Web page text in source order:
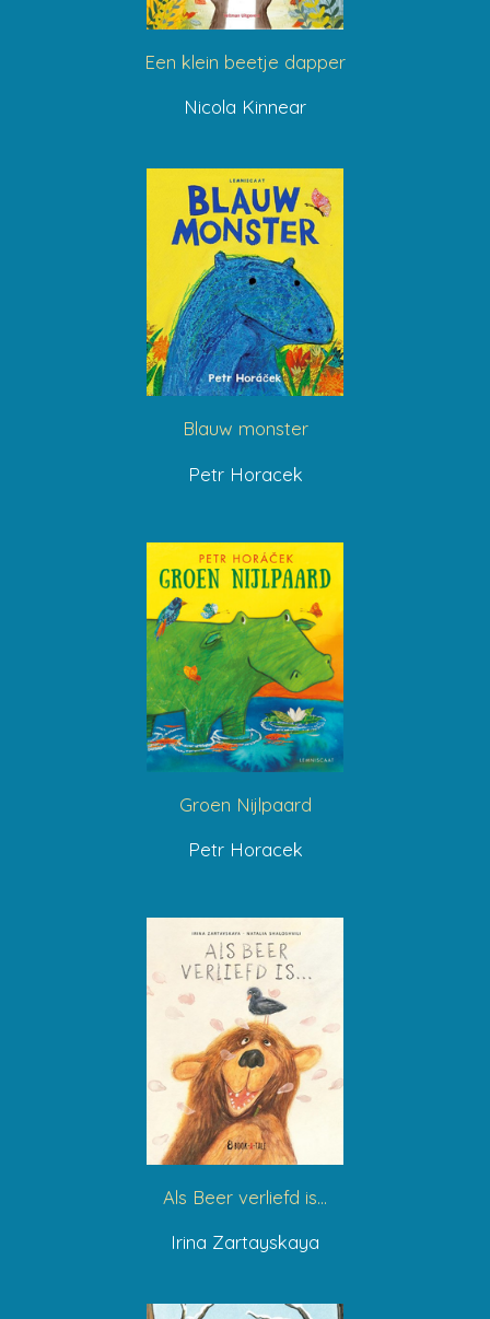
Een klein beetje dapper
Nicola Kinnear
Blauw monster
Petr Horacek
Groen Nijlpaard
Petr Horacek
Als Beer verliefd is...
Irina Zartayskaya